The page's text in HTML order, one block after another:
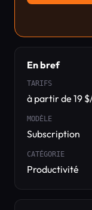
En bref
TARIFS
à partir de 19
MODÈLE
Subscription
CATÉGORIE
Productivité